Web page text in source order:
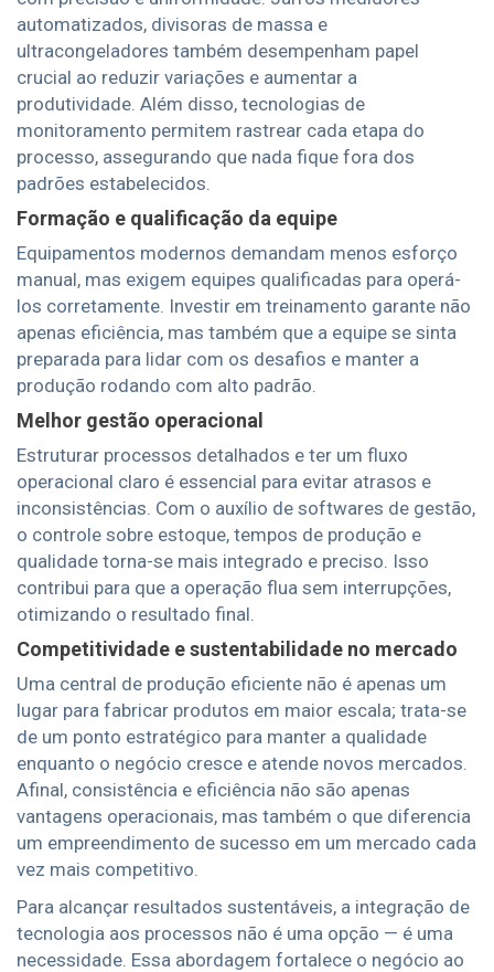
automatizados, divisoras de massa e
ultracongeladores também desempenham papel
crucial ao reduzir variações e aumentar a
produtividade. Além disso, tecnologias de
monitoramento permitem rastrear cada etapa do
processo, assegurando que nada fique fora dos
padrões estabelecidos.
Formação e qualificação da equipe
Equipamentos modernos demandam menos esforço
manual, mas exigem equipes qualificadas para operá-
los corretamente. Investir em treinamento garante não
apenas eficiência, mas também que a equipe se sinta
preparada para lidar com os desafios e manter a
produção rodando com alto padrão.
Melhor gestão operacional
Estruturar processos detalhados e ter um fluxo
operacional claro é essencial para evitar atrasos e
inconsistências. Com o auxílio de softwares de gestão,
o controle sobre estoque, tempos de produção e
qualidade torna-se mais integrado e preciso. Isso
contribui para que a operação flua sem interrupções,
otimizando o resultado final.
Competitividade e sustentabilidade no mercado
Uma central de produção eficiente não é apenas um
lugar para fabricar produtos em maior escala; trata-se
de um ponto estratégico para manter a qualidade
enquanto o negócio cresce e atende novos mercados.
Afinal, consistência e eficiência não são apenas
vantagens operacionais, mas também o que diferencia
um empreendimento de sucesso em um mercado cada
vez mais competitivo.
Para alcançar resultados sustentáveis, a integração de
tecnologia aos processos não é uma opção — é uma
necessidade. Essa abordagem fortalece o negócio ao